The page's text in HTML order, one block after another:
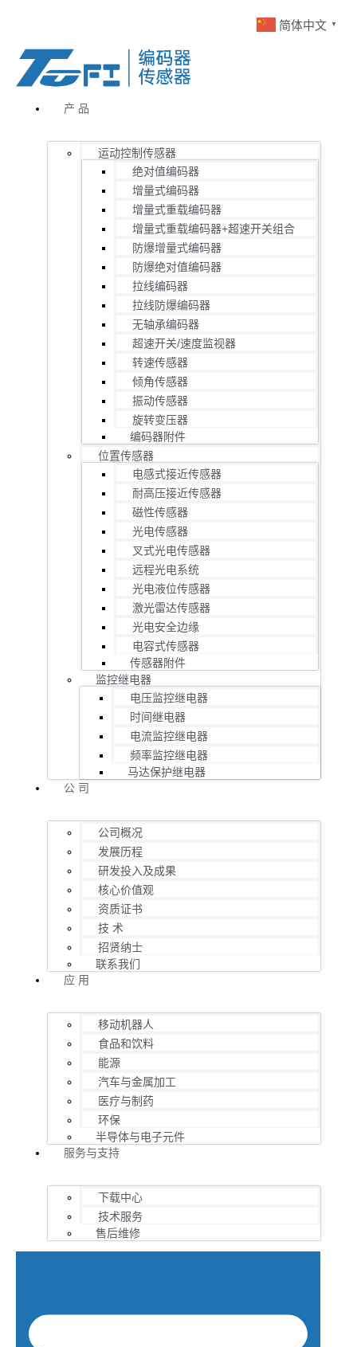
简体中文 ▼
产 品
运动控制传感器
绝对值编码器
增量式编码器
增量式重载编码器
增量式重载编码器+超速开关组合
防爆增量式编码器
防爆绝对值编码器
拉线编码器
拉线防爆编码器
无轴承编码器
超速开关/速度监视器
转速传感器
倾角传感器
振动传感器
旋转变压器
编码器附件
位置传感器
电感式接近传感器
耐高压接近传感器
磁性传感器
光电传感器
叉式光电传感器
远程光电系统
光电液位传感器
激光雷达传感器
光电安全边缘
电容式传感器
传感器附件
监控继电器
电压监控继电器
时间继电器
电流监控继电器
频率监控继电器
马达保护继电器
公 司
公司概况
发展历程
研发投入及成果
核心价值观
资质证书
技 术
招贤纳士
联系我们
应 用
移动机器人
食品和饮料
能源
汽车与金属加工
医疗与制药
环保
半导体与电子元件
服务与支持
下载中心
技术服务
售后维修